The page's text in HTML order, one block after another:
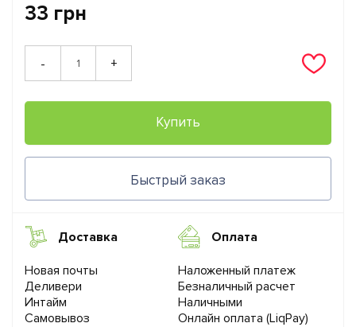
33 грн
- +
Купить
Быстрый заказ
Доставка
Новая почты
Деливери
Интайм
Самовывоз
Оплата
Наложенный платеж
Безналичный расчет
Наличными
Онлайн оплата (LiqPay)